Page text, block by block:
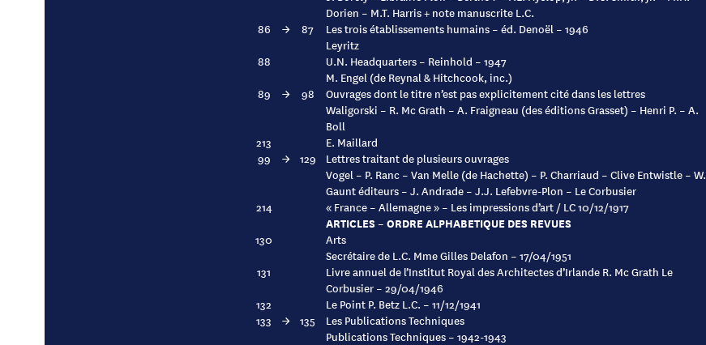
Dorien – M.T. Harris + note manuscrite L.C.
86
→ 87
Les trois établissements humains – éd. Denoël – 1946
Leyritz
88
U.N. Headquarters – Reinhold – 1947
M. Engel (de Reynal & Hitchcook, inc.)
89
→ 98
Ouvrages dont le titre n’est pas explicitement cité dans les lettres
Waligorski – R. Mc Grath – A. Fraigneau (des éditions Grasset) – Henri P. – A.
Boll
213
E. Maillard
99
→ 129
Lettres traitant de plusieurs ouvrages
Vogel – P. Ranc – Van Melle (de Hachette) – P. Charriaud – Clive Entwistle – W.
Gaunt éditeurs – J. Andrade – J.J. Lefebvre-Plon – Le Corbusier
214
« France – Allemagne » – Les impressions d’art / LC 10/12/1917
ARTICLES – ORDRE ALPHABETIQUE DES REVUES
130
Arts
Secrétaire de L.C. Mme Gilles Delafon – 17/04/1951
131
Livre annuel de l’Institut Royal des Architectes d’Irlande R. Mc Grath Le
Corbusier – 29/04/1946
132
Le Point P. Betz L.C. – 11/12/1941
133
→ 135
Les Publications Techniques
Publications Techniques – 1942-1943